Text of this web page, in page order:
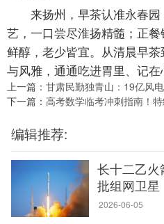
来扬州，早茶认准永春园
艺，一口尝尽淮扬精髓；正餐
鲜醇，老少皆宜。从清晨早
与风雅，通通吃进胃里、记在
上一篇： 甘肃民勤独青山：19亿风
下一篇： 高考数学临考冲刺指南！
编辑推荐:
长十二乙
批组网卫星
2026-06-05